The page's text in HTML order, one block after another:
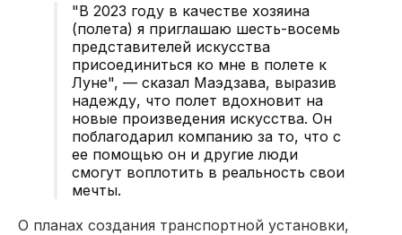
"В 2023 году в качестве хозяина
(полета) я приглашаю шесть-восемь
представителей искусства
присоединиться ко мне в полете к
Луне", — сказал Маэдзава, выразив
надежду, что полет вдохновит на
новые произведения искусства. Он
поблагодарил компанию за то, что с
ее помощью он и другие люди
смогут воплотить в реальность свои
мечты.
О планах создания транспортной установки,